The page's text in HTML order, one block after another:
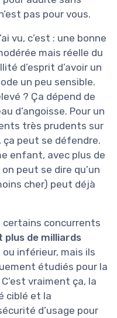
pas pour vous.
vu, c’est : une bonne
mais réelle du
d’esprit d’avoir un
un peu sensible.
? Ça dépend de
d’angoisse. Pour un
très prudents sur
peut se défendre.
enfant, avec plus de
peut se dire qu’un
cher) peut déjà
certains concurrents
plus de milliards
inférieur, mais ils
étudiés pour la
vraiment ça, la
ciblé et la
d’usage pour